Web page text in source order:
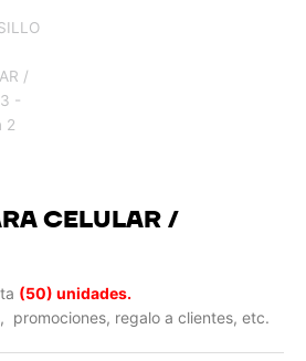
CELULAR /
(50) unidades.
promociones, regalo a clientes, etc.